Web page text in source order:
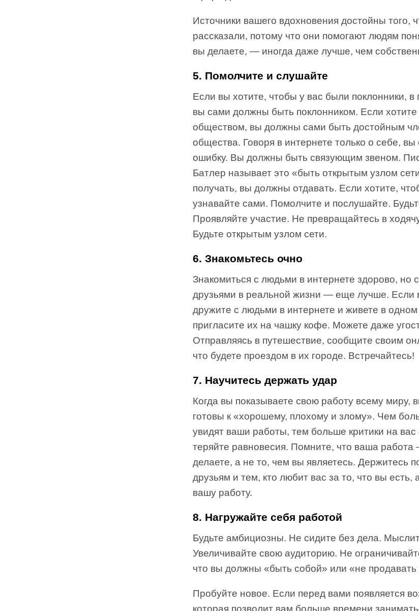
Источники вашего вдохновения достойны того,
рассказали, потому что они помогают людям
вы делаете, — иногда даже лучше, чем
5. Помолчите и слушайте
Если вы хотите, чтобы у вас были поклонники, в
вы сами должны быть поклонником. Если
обществом, вы должны сами быть достойным
общества. Говоря в интернете только о себе,
ошибку. Вы должны быть связующим звеном.
Батлер называет это «быть открытым узлом
получать, вы должны отдавать. Если хотите,
узнавайте сами. Помолчите и послушайте.
Проявляйте участие. Не превращайтесь в
Будьте открытым узлом сети.
6. Знакомьтесь очно
Знакомиться с людьми в интернете здорово, но
друзьями в реальной жизни — еще лучше. Если
дружите с людьми в интернете и живете в одном
пригласите их на чашку кофе. Можете даже
Отправляясь в путешествие, сообщите своим
что будете проездом в их городе. Встречайтесь!
7. Научитесь держать удар
Когда вы показываете свою работу всему миру,
готовы к «хорошему, плохому и злому». Чем
увидят ваши работы, тем больше критики на
теряйте равновесия. Помните, что ваша работа
делаете, а не то, чем вы являетесь. Держитесь
друзьям и тем, кто любит вас за то, что вы есть,
вашу работу.
8. Нагружайте себя работой
Будьте амбициозны. Не сидите без дела.
Увеличивайте свою аудиторию. Не
что вы должны «быть собой» или «не продавать
Пробуйте новое. Если перед вами появляется
которая позволит вам больше времени